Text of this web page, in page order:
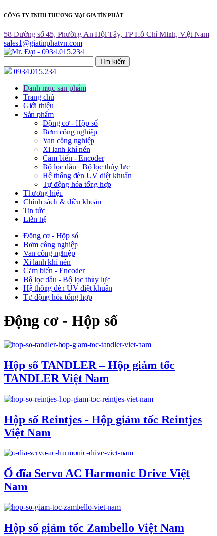
CÔNG TY TNHH THƯƠNG MẠI GIA TÍN PHÁT
58 Đường số 45, Phường An Hội Tây, TP Hồ Chí Minh, Việt Nam
sales1@giatinphatvn.com
Tìm kiếm
0934.015.234
Danh mục sản phẩm
Trang chủ
Giới thiệu
Sản phẩm
Động cơ - Hộp số
Bơm công nghiệp
Van công nghiệp
Xi lanh khí nén
Cảm biến - Encoder
Bộ lọc dầu - Bộ lọc thủy lực
Hệ thống đèn UV diệt khuẩn
Tự động hóa tổng hợp
Thương hiệu
Chính sách & điều khoản
Tin tức
Liên hệ
Động cơ - Hộp số
Bơm công nghiệp
Van công nghiệp
Xi lanh khí nén
Cảm biến - Encoder
Bộ lọc dầu - Bộ lọc thủy lực
Hệ thống đèn UV diệt khuẩn
Tự động hóa tổng hợp
Động cơ - Hộp số
Hộp số TANDLER – Hộp giảm tốc
TANDLER Việt Nam
Hộp số Reintjes - Hộp giảm tốc Reintjes
Việt Nam
Ổ đĩa Servo AC Harmonic Drive Việt
Nam
Hộp số giảm tốc Zambello Việt Nam